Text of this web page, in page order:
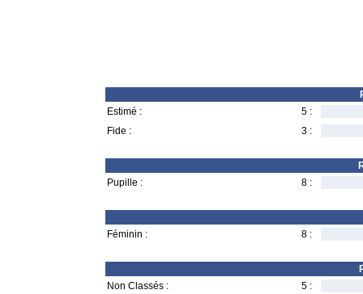
Estimé :
5 :
Fide :
3 :
Pupille :
8 :
Féminin : 8 :
Non Classés :
5 :